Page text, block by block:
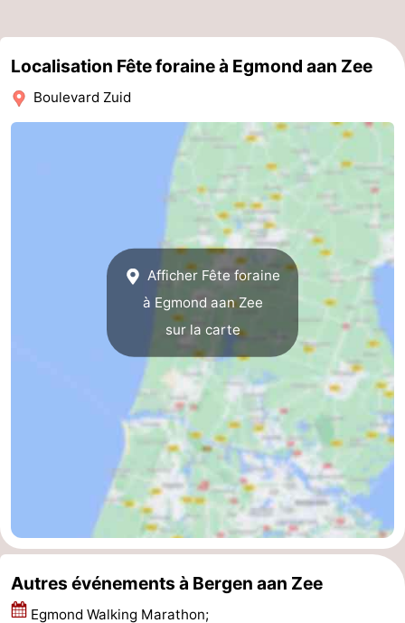
vélo
Équitation
-
Terrains
-
Septentrionale
-
Nature
-
Localisation Fête foraine à Egmond aan Zee
Boulevard Zuid
Afficher Fête foraine
à Egmond aan Zee
sur la carte
Autres événements à Bergen aan Zee
Egmond Walking Marathon;